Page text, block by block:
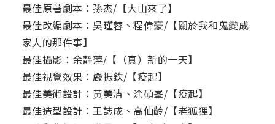
最佳原著劇本：孫杰/【大山來了】
最佳改編劇本：吳瑾蓉、程偉豪/【關於我和鬼變成
家人的那件事】
最佳攝影：余靜萍/【（真）新的一天】
最佳視覺效果：嚴振欽/【疫起】
最佳美術設計：黃美清、涂碩峯/【疫起】
最佳造型設計：王誌成、高仙齡/【老狐狸】